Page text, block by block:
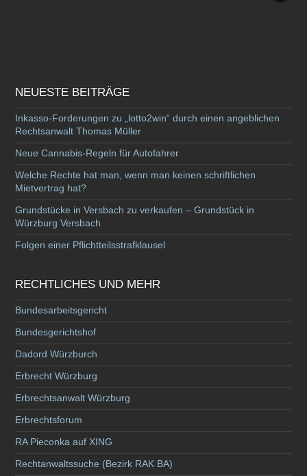
NEUESTE BEITRÄGE
Inkasso-Forderungen zu „lotto2win“ durch einen angeblichen
Rechtsanwalt Thomas Müller
Neue Cannabis-Regeln für Autofahrer
Welche Rechte hat man, wenn man keinen schriftlichen
Mietvertrag hat?
Grundstücke in Versbach zu verkaufen – Grundstück in
Würzburg Versbach
Folgen einer Pflichtteilsstrafklausel
RECHTLICHES UND MEHR
Bundesarbeitsgericht
Bundesgerichtshof
Dadord Würzburch
Erbrecht Würzburg
Erbrechtsanwalt Würzburg
Erbrechtsforum
RA Pieconka auf XING
Rechtanwaltssuche (Bezirk RAK BA)